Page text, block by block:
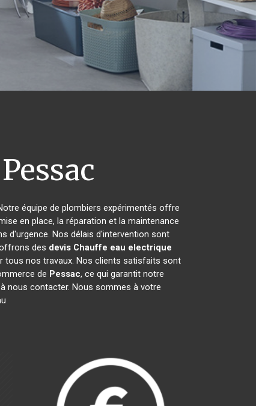
Pessac
équipe de plombiers expérimentés offre
en place, la réparation et la maintenance
d'urgence. Nos délais d'intervention sont
des devis Chauffe eau electrique
tous nos travaux. Nos clients satisfaits sont
de Pessac, ce qui garantit notre
nous contacter. Nous sommes à votre